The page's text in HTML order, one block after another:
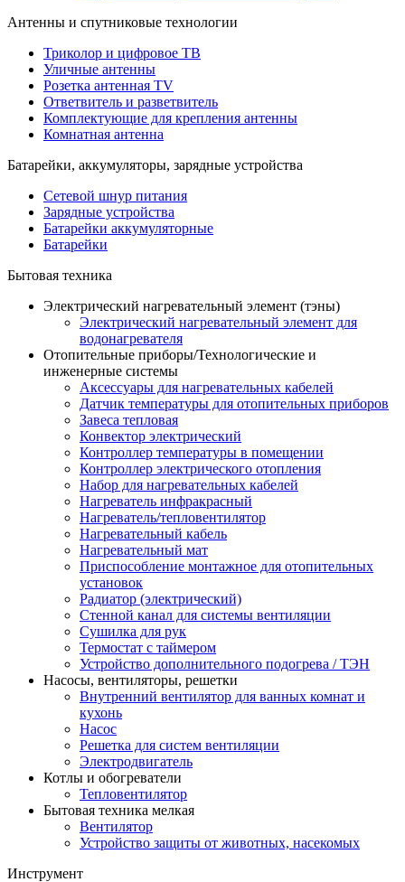
Антенны и спутниковые технологии
Триколор и цифровое ТВ
Уличные антенны
Розетка антенная TV
Ответвитель и разветвитель
Комплектующие для крепления антенны
Комнатная антенна
Батарейки, аккумуляторы, зарядные устройства
Сетевой шнур питания
Зарядные устройства
Батарейки аккумуляторные
Батарейки
Бытовая техника
Электрический нагревательный элемент (тэны)
Электрический нагревательный элемент для
водонагревателя
Отопительные приборы/Технологические и
инженерные системы
Аксессуары для нагревательных кабелей
Датчик температуры для отопительных приборов
Завеса тепловая
Конвектор электрический
Контроллер температуры в помещении
Контроллер электрического отопления
Набор для нагревательных кабелей
Нагреватель инфракрасный
Нагреватель/тепловентилятор
Нагревательный кабель
Нагревательный мат
Приспособление монтажное для отопительных
установок
Радиатор (электрический)
Стенной канал для системы вентиляции
Сушилка для рук
Термостат с таймером
Устройство дополнительного подогрева / ТЭН
Насосы, вентиляторы, решетки
Внутренний вентилятор для ванных комнат и
кухонь
Насос
Решетка для систем вентиляции
Электродвигатель
Котлы и обогреватели
Тепловентилятор
Бытовая техника мелкая
Вентилятор
Устройство защиты от животных, насекомых
Инструмент